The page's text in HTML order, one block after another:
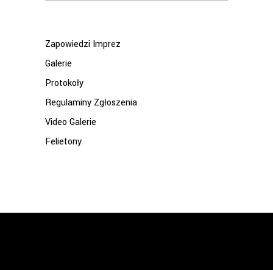
Zapowiedzi Imprez
Galerie
Protokoły
Regulaminy Zgłoszenia
Video Galerie
Felietony